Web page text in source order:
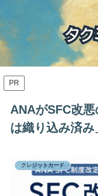
PR
ANAがSFC改
は織り込み済
クレジットカード